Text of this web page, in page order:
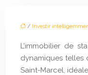
/ Investir
L’immobilier de
dynamiques telles
Saint-Marcel,